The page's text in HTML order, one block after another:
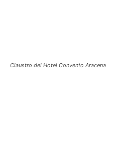
Claustro del Hotel Convento Aracena